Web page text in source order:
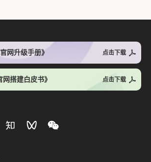
网升级手册》 点击下载
搭建白皮书》 点击下载